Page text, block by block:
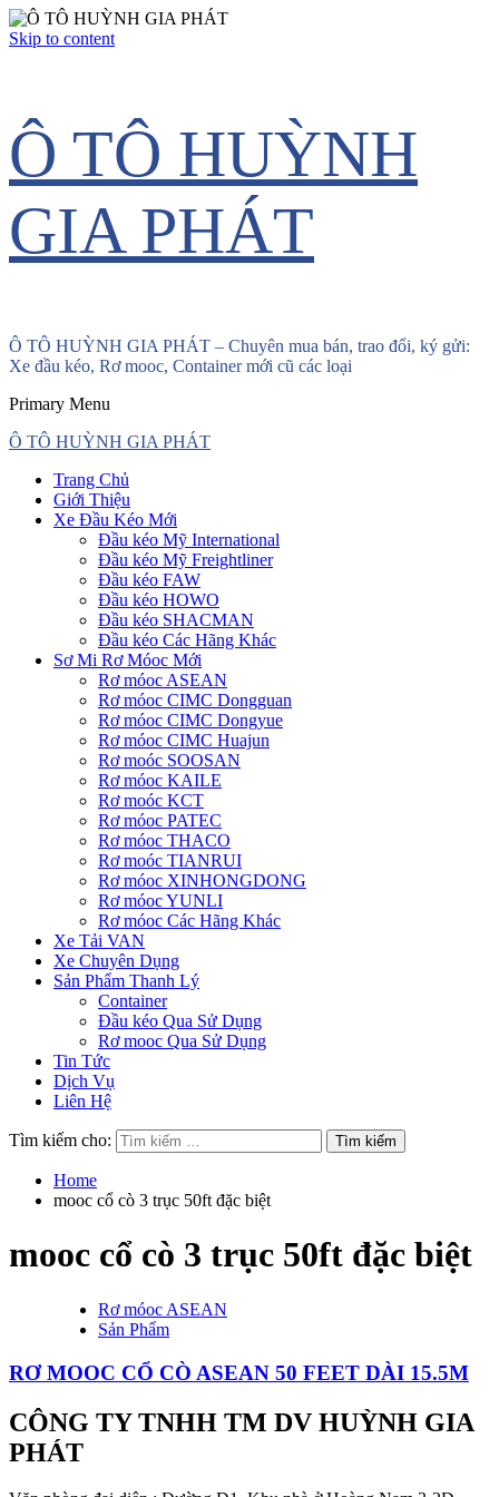
Skip to content
Ô TÔ HUỲNH
GIA PHÁT
Ô TÔ HUỲNH GIA PHÁT – Chuyên mua bán, trao đổi, ký gửi:
Xe đầu kéo, Rơ mooc, Container mới cũ các loại
Primary Menu
Ô TÔ HUỲNH GIA PHÁT
Trang Chủ
Giới Thiệu
Xe Đầu Kéo Mới
Đầu kéo Mỹ International
Đầu kéo Mỹ Freightliner
Đầu kéo FAW
Đầu kéo HOWO
Đầu kéo SHACMAN
Đầu kéo Các Hãng Khác
Sơ Mi Rơ Móoc Mới
Rơ móoc ASEAN
Rơ móoc CIMC Dongguan
Rơ móoc CIMC Dongyue
Rơ móoc CIMC Huajun
Rơ moóc SOOSAN
Rơ móoc KAILE
Rơ moóc KCT
Rơ móoc PATEC
Rơ móoc THACO
Rơ moóc TIANRUI
Rơ móoc XINHONGDONG
Rơ móoc YUNLI
Rơ móoc Các Hãng Khác
Xe Tải VAN
Xe Chuyên Dụng
Sản Phẩm Thanh Lý
Container
Đầu kéo Qua Sử Dụng
Rơ mooc Qua Sử Dụng
Tin Tức
Dịch Vụ
Liên Hệ
Tìm kiếm cho:
Home
mooc cổ cò 3 trục 50ft đặc biệt
mooc cổ cò 3 trục 50ft đặc biệt
Rơ móoc ASEAN
Sản Phẩm
RƠ MOOC CỔ CÒ ASEAN 50 FEET DÀI 15.5M
CÔNG TY TNHH TM DV HUỲNH GIA
PHÁT